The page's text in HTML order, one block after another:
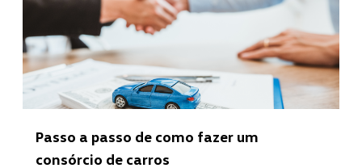
Passo a passo de como fazer um
consórcio de carros